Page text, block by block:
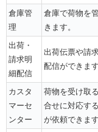
倉庫管
理
倉庫で荷物を
きます。
出荷・
請求明
細配信
出荷伝票や請
配信ができます
カスタ
マーセ
ンター
荷物を受け取
合せに対応す
が依頼できます